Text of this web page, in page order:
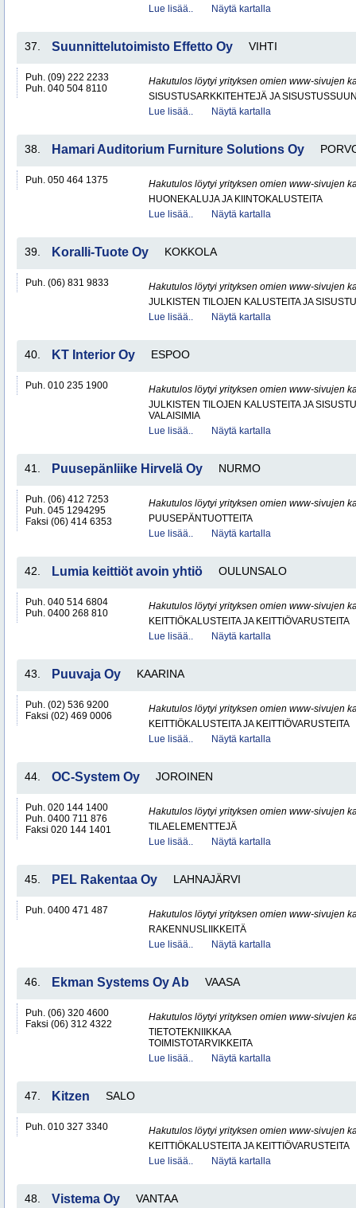
Lue lisää..
Näytä kartalla
37. Suunnittelutoimisto Effetto Oy VIHTI
Puh. (09) 222 2233
Puh. 040 504 8110
Hakutulos löytyi yrityksen omien www-sivujen
SISUSTUSARKKITEHTEJÄ JA
Lue lisää..
Näytä kartalla
38. Hamari Auditorium Furniture Solutions Oy
Puh. 050 464 1375
Hakutulos löytyi yrityksen omien www-sivujen
HUONEKALUJA JA KIINTOKALUSTEITA
Lue lisää..
Näytä kartalla
39. Koralli-Tuote Oy KOKKOLA
Puh. (06) 831 9833
Hakutulos löytyi yrityksen omien www-sivujen
JULKISTEN TILOJEN KALUSTEITA JA
Lue lisää..
Näytä kartalla
40. KT Interior Oy ESPOO
Puh. 010 235 1900
Hakutulos löytyi yrityksen omien www-sivujen
JULKISTEN TILOJEN KALUSTEITA JA
VALAISIMIA
Lue lisää..
Näytä kartalla
41. Puusepänliike Hirvelä Oy NURMO
Puh. (06) 412 7253
Puh. 045 1294295
Faksi (06) 414 6353
Hakutulos löytyi yrityksen omien www-sivujen
PUUSEPÄNTUOTTEITA
Lue lisää..
Näytä kartalla
42. Lumia keittiöt avoin yhtiö OULUNSALO
Puh. 040 514 6804
Puh. 0400 268 810
Hakutulos löytyi yrityksen omien www-sivujen
KEITTIÖKALUSTEITA JA KEITTIÖVARUSTEITA
Lue lisää..
Näytä kartalla
43. Puuvaja Oy KAARINA
Puh. (02) 536 9200
Faksi (02) 469 0006
Hakutulos löytyi yrityksen omien www-sivujen
KEITTIÖKALUSTEITA JA KEITTIÖVARUSTEITA
Lue lisää..
Näytä kartalla
44. OC-System Oy JOROINEN
Puh. 020 144 1400
Puh. 0400 711 876
Faksi 020 144 1401
Hakutulos löytyi yrityksen omien www-sivujen
TILAELEMENTTEJÄ
Lue lisää..
Näytä kartalla
45. PEL Rakentaa Oy LAHNAJÄRVI
Puh. 0400 471 487
Hakutulos löytyi yrityksen omien www-sivujen
RAKENNUSLIIKKEITÄ
Lue lisää..
Näytä kartalla
46. Ekman Systems Oy Ab VAASA
Puh. (06) 320 4600
Faksi (06) 312 4322
Hakutulos löytyi yrityksen omien www-sivujen
TIETOTEKNIIKKAA
TOIMISTOTARVIKKEITA
Lue lisää..
Näytä kartalla
47. Kitzen SALO
Puh. 010 327 3340
Hakutulos löytyi yrityksen omien www-sivujen
KEITTIÖKALUSTEITA JA KEITTIÖVARUSTEITA
Lue lisää..
Näytä kartalla
48. Vistema Oy VANTAA